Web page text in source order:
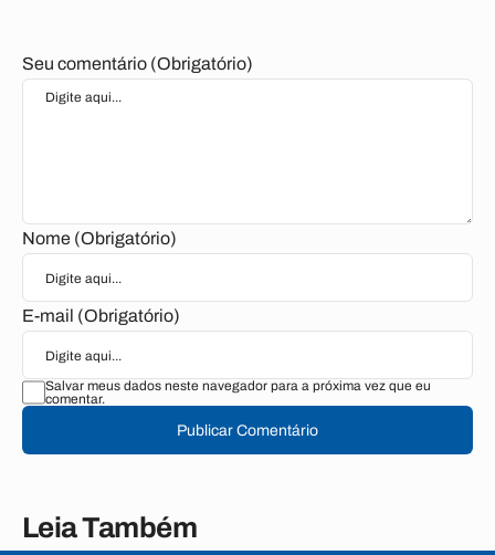
Seu comentário (Obrigatório)
Nome (Obrigatório)
E-mail (Obrigatório)
Salvar meus dados neste navegador para a próxima vez que eu
comentar.
Publicar Comentário
Leia Também